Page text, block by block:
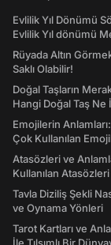
Evlilik Yıl Dönümü
Evlilik Yıl dönümü
Rüyada Altın
Saklı Olabilir!
Doğal Taşların
Hangi Doğal Taş Ne
Emojilerin
Çok Kullanılan
Atasözleri ve
Kullanılan
Tavla Diziliş Şekli
ve Oynama Yönleri
Tarot Kartları ve